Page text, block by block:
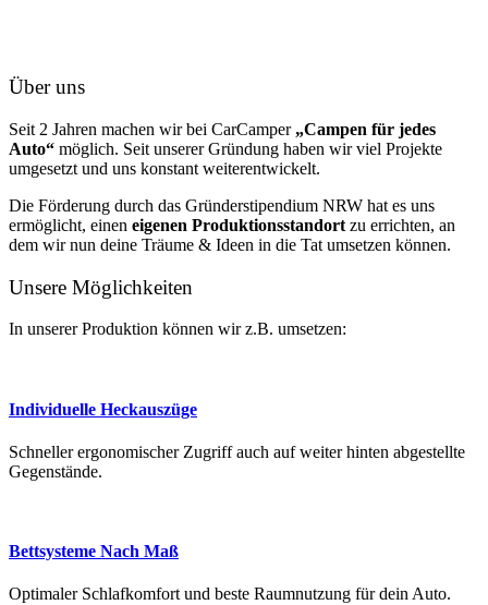
Über uns
Seit 2 Jahren machen wir bei CarCamper„Campen für jedes
Auto“ möglich. Seit unserer Gründung haben wir viel Projekte
umgesetzt und uns konstant weiterentwickelt.
Die Förderung durch das Gründerstipendium NRW hat es uns
ermöglicht, einen eigenen Produktionsstandort zu errichten, an
dem wir nun deine Träume & Ideen in die Tat umsetzen können.
Unsere Möglichkeiten
In unserer Produktion können wir z.B. umsetzen:
Individuelle Heckauszüge
Schneller ergonomischer Zugriff auch auf weiter hinten abgestellte
Gegenstände.
Bettsysteme Nach Maß
Optimaler Schlafkomfort und beste Raumnutzung für dein Auto.